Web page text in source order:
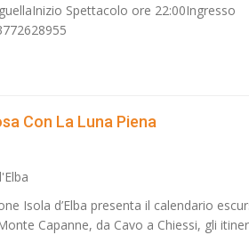
Spettacolo ore 22:00Ingresso
Con La Luna Piena
Isola d’Elba presenta il calendario
Capanne, da Cavo a Chiessi, gli